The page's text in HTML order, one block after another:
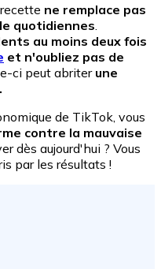
ne remplace pas
quotidiennes
au moins deux fois
et n'oubliez pas de
ci peut abriterune
de TikTok, vous
contre la mauvaise
dès aujourd'hui ? Vous
par les résultats !